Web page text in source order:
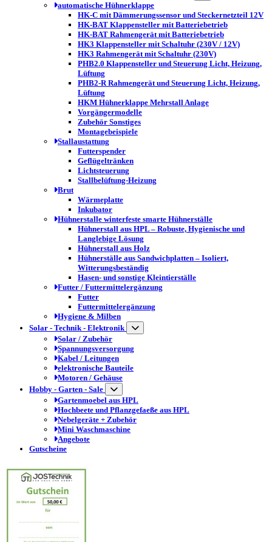
automatische Hühnerklappe
HK-C mit Dämmerungssensor und Steckernetzteil 12V
HK-BAT Klappensteller mit Batteriebetrieb
HK-BAT Rahmengerät mit Batteriebetrieb
HK3 Klappensteller mit Schaltuhr (230V / 12V)
HK3 Rahmengerät mit Schaltuhr (230V)
PHB2.0 Klappensteller und Steuerung Licht, Heizung,
Lüftung
PHB2-R Rahmengerät und Steuerung Licht, Heizung,
Lüftung
HKM Hühnerklappe Mehrstall Anlage
Vorgängermodelle
Zubehör Sonstiges
Montagebeispiele
Stallaustattung
Futterspender
Geflügeltränken
Lichtsteuerung
Stallbelüftung-Heizung
Brut
Wärmeplatte
Inkubator
Hühnerstalle winterfeste smarte Hühnerställe
Hühnerstall aus HPL – Robuste, Hygienische und
Langlebige Lösung
Hühnerstall aus Holz
Hühnerställe aus Sandwichplatten – Isoliert,
Witterungsbeständig
Hasen- und sonstige Kleintierställe
Futter / Futtermittelergänzung
Futter
Futtermittelergänzung
Hygiene & Milben
Solar - Technik - Elektronik
Solar / Zubehör
Spannungsversorgung
Kabel / Leitungen
elektronische Bauteile
Motoren / Gehäuse
Hobby - Garten - Sale
Gartenmoebel aus HPL
Hochbeete und Pflanzgefaeße aus HPL
Nebelgeräte + Zubehör
Mini Waschmaschine
Angebote
Gutscheine